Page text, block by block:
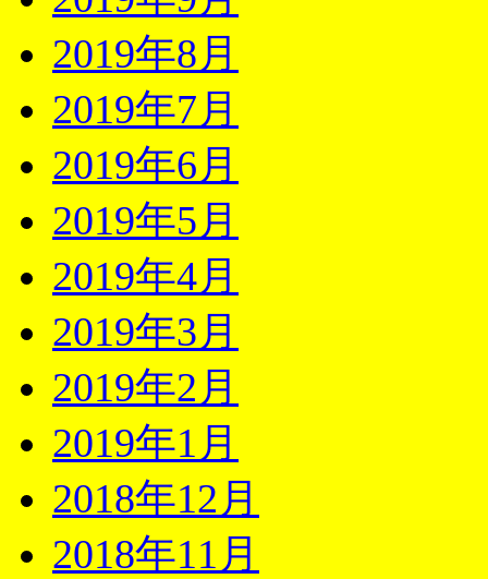
2019年8月
2019年7月
2019年6月
2019年5月
2019年4月
2019年3月
2019年2月
2019年1月
2018年12月
2018年11月